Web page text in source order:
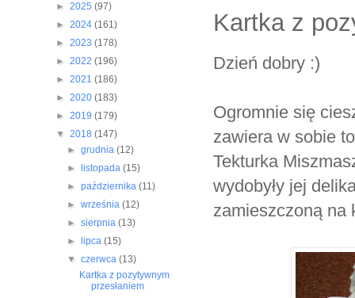
Kartka z
Dzień dobry :)
Ogromnie się
zawiera w sobie
Tekturka
wydobyły jej
zamieszczoną na
► 2025 (97)
► 2024 (161)
► 2023 (178)
► 2022 (196)
► 2021 (186)
► 2020 (183)
► 2019 (179)
▼ 2018 (147)
►grudnia(12)
►
listopada(15)
►października(11)
►września(12)
►sierpnia(13)
►
lipca(15)
▼czerwca(13)
Kartka z pozytywnym
przesłaniem